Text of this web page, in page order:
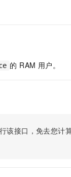
的 RAM 用户。
该接口，免去您计